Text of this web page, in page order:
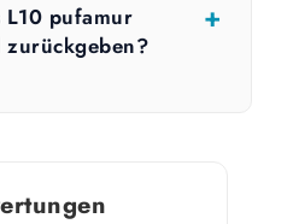
L10 pufamur